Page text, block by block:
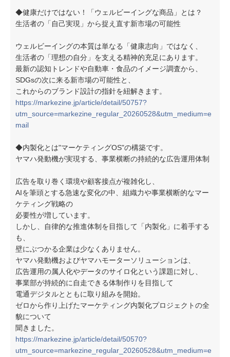
◆健康だけではない！「ウェルビーイングな商品」とは？
生活者の「自己実現」から捉え直す新市場の可能性
ウェルビーイングの本質は単なる「健康志向」ではなく、
生活者の「理想の自分」を支える精神的充足にあります。
最新の認知トレンドや自動車・食品のイメージ調査から、
SDGsの次に来る新市場の可能性と、
これからのブランド設計の指針を紐解きます。
https://markezine.jp/article/detail/50757?
utm_source=markezine_regular_20260528&utm_medium=e
mail
◆内製化とは"マーケティングOS"の構築です。
ヤマハ発動機が実現する、事業横断の持続的な広告運用体制
広告を取り巻く環境や顧客接点が複雑化し、
AIを筆頭とする急速な変化の中、組織力や事業横断的なマー
ケティング戦略の
必要性が増しています。
しかし、自律的な推進体制を目指して「内製化」に着手する
も、
壁にぶつかる企業は少なくありません。
ヤマハ発動機およびヤマハモーターソリューションは、
広告運用の属人化やデータのサイロ化という課題に対し、
事業部が持続的に自走できる体制作りを目指して
電通デジタルとともに取り組みを開始。
ゼロから作り上げたマーケティング内製化プロジェクトの全
貌について
聞きました。
https://markezine.jp/article/detail/50570?
utm_source=markezine_regular_20260528&utm_medium=e